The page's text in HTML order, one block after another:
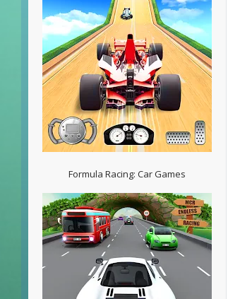
Formula Racing: Car Games